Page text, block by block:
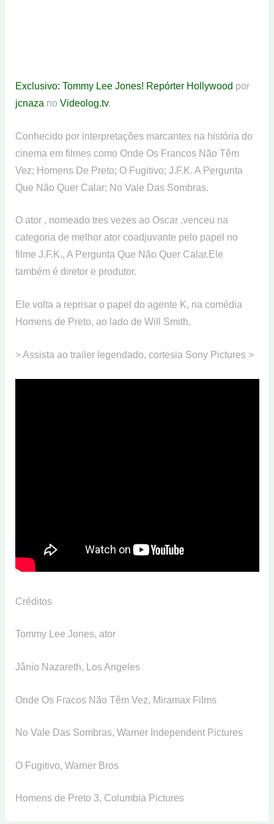
Exclusivo: Tommy Lee Jones! Repórter Hollywood por
jcnaza no Videolog.tv.
Conhecido por interpretações marcantes na história do
cinema em filmes como Onde Os Francos Não Têm
Vez; Homens De Preto; O Fugitivo; J.F.K. A Pergunta
Que Não Quer Calar; No Vale Das Sombras.
O ator , nomeado tres vezes ao Oscar ,venceu na
categoria de melhor ator coadjuvante pelo papel no
filme J.F.K., A Pergunta Que Não Quer Calar.Ele
também é diretor e produtor.
Ele volta a reprisar o papel do agente K, na comédia
Homens de Preto, ao lado de Will Smith.
> Assista ao trailer legendado, cortesia Sony Pictures >
Créditos
Tommy Lee Jones, ator
Jânio Nazareth, Los Angeles
Onde Os Fracos Não Têm Vez, Miramax Films
No Vale Das Sombras, Warner Independent Pictures
O Fugitivo, Warner Bros
Homens de Preto 3, Columbia Pictures